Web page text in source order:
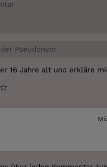
16 Jahre alt und erkläre
☆